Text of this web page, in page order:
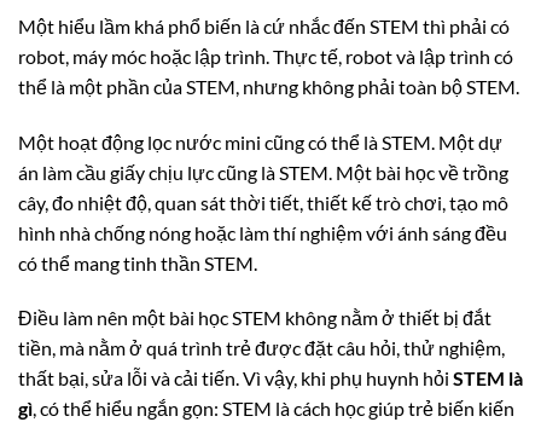
Một hiểu lầm khá phổ biến là cứ nhắc đến STEM thì phải có
robot, máy móc hoặc lập trình. Thực tế, robot và lập trình có
thể là một phần của STEM, nhưng không phải toàn bộ STEM.
Một hoạt động lọc nước mini cũng có thể là STEM. Một dự
án làm cầu giấy chịu lực cũng là STEM. Một bài học về trồng
cây, đo nhiệt độ, quan sát thời tiết, thiết kế trò chơi, tạo mô
hình nhà chống nóng hoặc làm thí nghiệm với ánh sáng đều
có thể mang tinh thần STEM.
Điều làm nên một bài học STEM không nằm ở thiết bị đắt
tiền, mà nằm ở quá trình trẻ được đặt câu hỏi, thử nghiệm,
thất bại, sửa lỗi và cải tiến. Vì vậy, khi phụ huynh hỏi STEM là
gì, có thể hiểu ngắn gọn: STEM là cách học giúp trẻ biến kiến